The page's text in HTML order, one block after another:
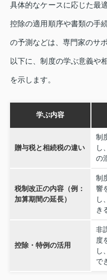
具体的なケースに応じた最
控除の適用順序や書類の手
の予測などは、専門家のサ
以下に、制度の学ぶ意義や
を示します。
学ぶ内容
贈与税と相続税の違い
制
し
の
税制改正の内容（例：
加算期間の延長）
制
響
し
き
控除・特例の活用
非
度
し
で